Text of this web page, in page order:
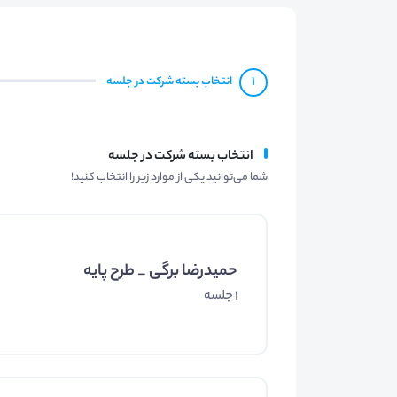
1 انتخاب بسته شرکت در جلسه
انتخاب بسته شرکت در جلسه
شما می‌توانید یکی از موارد زیر را انتخاب کنید!
حمیدرضا برگی _ طرح پایه
1 جلسه